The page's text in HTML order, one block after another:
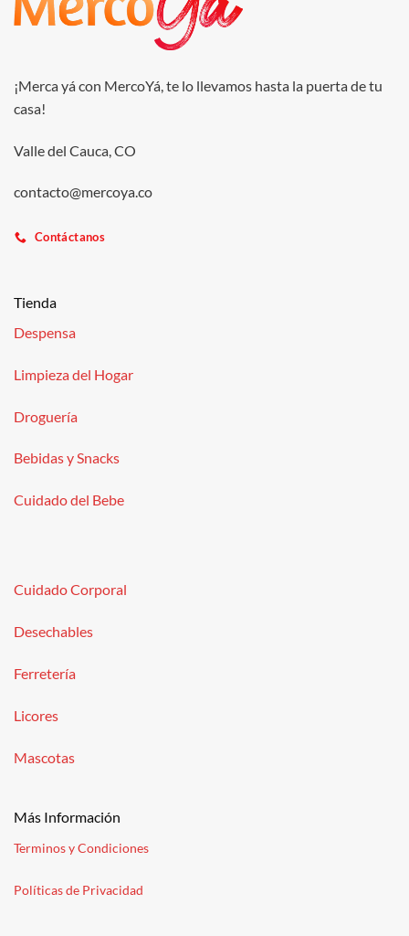
¡Merca yá con MercoYá, te lo llevamos hasta la puerta de tu
casa!
Valle del Cauca, CO
contacto@mercoya.co
Contáctanos
Tienda
Despensa
Limpieza del Hogar
Droguería
Bebidas y Snacks
Cuidado del Bebe
Cuidado Corporal
Desechables
Ferretería
Licores
Mascotas
Más Información
Terminos y Condiciones
Políticas de Privacidad